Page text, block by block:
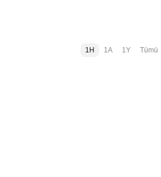
1H 1A 1Y Tümü